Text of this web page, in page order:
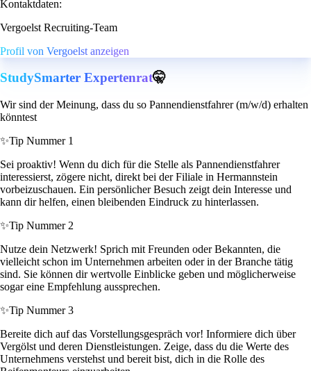
Kontaktdaten:
Vergoelst Recruiting-Team
Profil von Vergoelst anzeigen
StudySmarter Expertenrat🤫
Wir sind der Meinung, dass du so Pannendienstfahrer (m/w/d) erhalten
könntest
✨Tip Nummer 1
Sei proaktiv! Wenn du dich für die Stelle als Pannendienstfahrer
interessierst, zögere nicht, direkt bei der Filiale in Hermannstein
vorbeizuschauen. Ein persönlicher Besuch zeigt dein Interesse und
kann dir helfen, einen bleibenden Eindruck zu hinterlassen.
✨Tip Nummer 2
Nutze dein Netzwerk! Sprich mit Freunden oder Bekannten, die
vielleicht schon im Unternehmen arbeiten oder in der Branche tätig
sind. Sie können dir wertvolle Einblicke geben und möglicherweise
sogar eine Empfehlung aussprechen.
✨Tip Nummer 3
Bereite dich auf das Vorstellungsgespräch vor! Informiere dich über
Vergölst und deren Dienstleistungen. Zeige, dass du die Werte des
Unternehmens verstehst und bereit bist, dich in die Rolle des